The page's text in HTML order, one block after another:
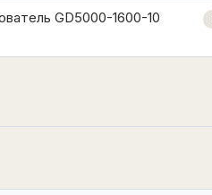
GD5000-1600-10